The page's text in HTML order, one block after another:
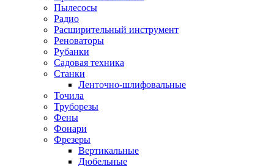
Пылесосы
Радио
Расширительный инструмент
Реноваторы
Рубанки
Садовая техника
Станки
Ленточно-шлифовальные
Точила
Труборезы
Фены
Фонари
Фрезеры
Вертикальные
Дюбельные